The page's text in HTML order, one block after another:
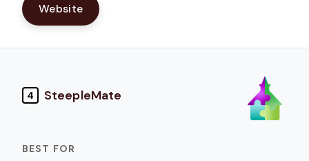
Website
4 SteepleMate